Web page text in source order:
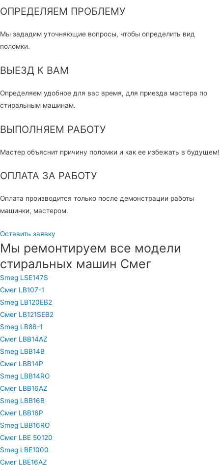
ОПРЕДЕЛЯЕМ ПРОБЛЕМУ
Мы зададим уточняющие вопросы, чтобы определить вид
поломки.
ВЫЕЗД К ВАМ
Определяем удобное для вас время, для приезда мастера по
стиральным машинам.
ВЫПОЛНЯЕМ РАБОТУ
Мастер объяснит причину поломки и как ее избежать в будущем!
ОПЛАТА ЗА РАБОТУ
Оплата производится только после демонстрации работы
машинки, мастером.
Оставить заявку
Мы ремонтируем все модели
стиральных машин Смег
Smeg LSE147S
Смег LB107-1
Smeg LB120EB2
Смег LB121SEB2
Smeg LB86-1
Смег LBB14AZ
Smeg LBB14B
Смег LBB14P
Smeg LBB14RO
Смег LBB16AZ
Smeg LBB16B
Смег LBB16P
Smeg LBB16RO
Смег LBE 50120
Smeg LBE1000
Смег LBE16AZ